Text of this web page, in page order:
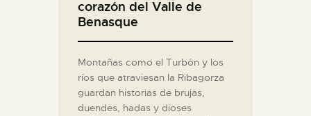
corazón del Valle de
Benasque
Montañas como el Turbón y los
ríos que atraviesan la Ribagorza
guardan historias de brujas,
duendes, hadas y dioses